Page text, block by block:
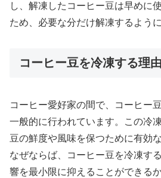
し、解凍したコーヒー豆は早めに
ため、必要な分だけ解凍するよう
コーヒー豆を冷凍する理由
コーヒー愛好家の間で、コーヒー
一般的に行われています。この冷
豆の鮮度や風味を保つために有効
なぜならば、コーヒー豆を冷凍す
響を最小限に抑えることができるか